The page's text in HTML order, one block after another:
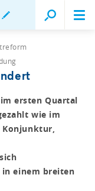
ersten Quartal
wie im
einem breiten